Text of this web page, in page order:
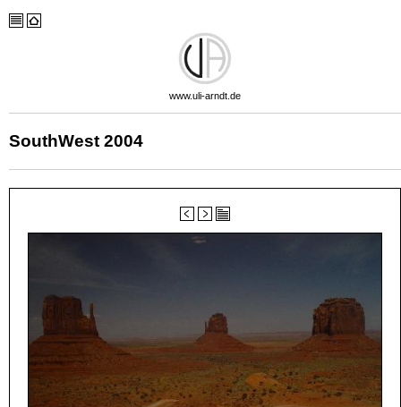
www.uli-arndt.de
SouthWest 2004